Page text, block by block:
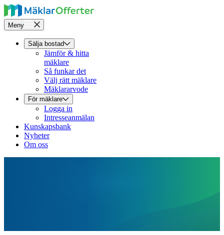
Meny
Sälja bostad
Jämför & hitta
mäklare
Så funkar det
Välj rätt mäklare
Mäklararvode
För mäklare
Logga in
Intresseanmälan
Kunskapsbank
Nyheter
Om oss